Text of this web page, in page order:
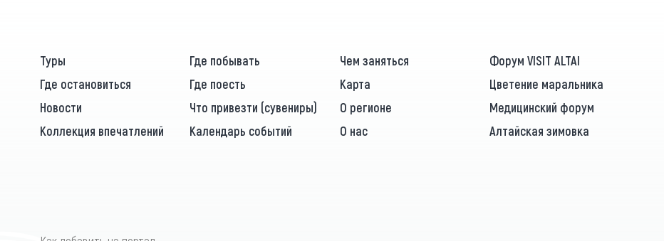
Туры Где побывать Чем заняться
Форум VISIT ALTAI
Где остановиться
Где поесть Карта
Цветение маральника
Новости
Что привезти (сувениры) О регионе
Медицинский форум
Коллекция впечатлений
Календарь событий О нас Алтайская зимовка